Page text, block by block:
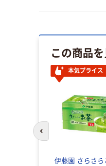
この商品
本気プライス
伊藤園 さらさら